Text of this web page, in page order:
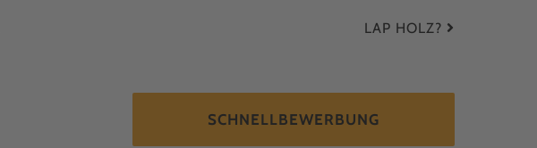
LAP HOLZ?
SCHNELLBEWERBUNG